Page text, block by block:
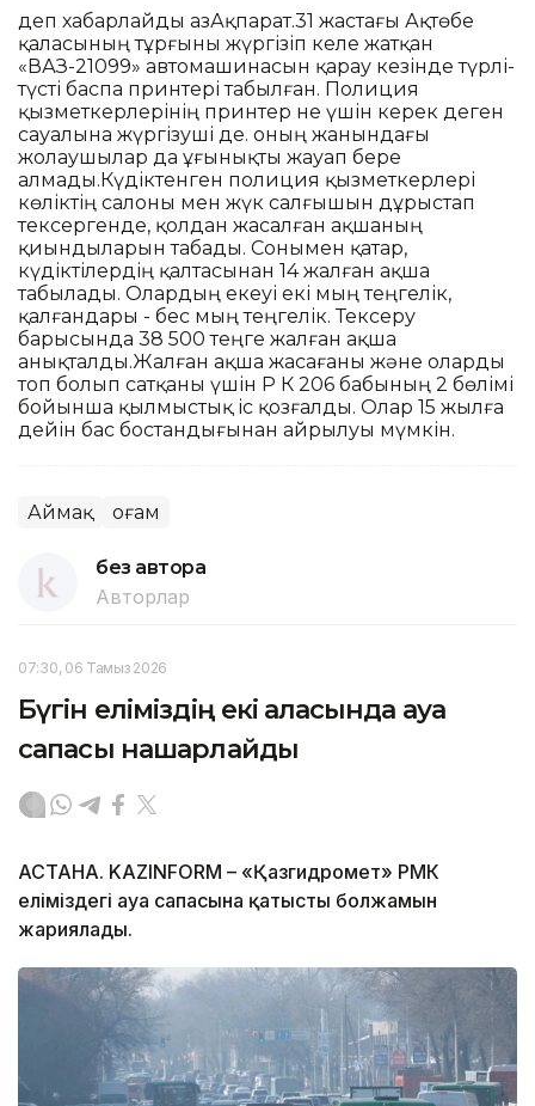
деп хабарлайды ҚазАқпарат.31 жастағы Ақтөбе
қаласының тұрғыны жүргізіп келе жатқан
«ВАЗ-21099» автомашинасын қарау кезінде түрлі-
түсті баспа принтері табылған. Полиция
қызметкерлерінің принтер не үшін керек деген
сауалына жүргізуші де. оның жанындағы
жолаушылар да ұғынықты жауап бере
алмады.Күдіктенген полиция қызметкерлері
көліктің салоны мен жүк салғышын дұрыстап
тексергенде, қолдан жасалған ақшаның
қиындыларын табады. Сонымен қатар,
күдіктілердің қалтасынан 14 жалған ақша
табылады. Олардың екеуі екі мың теңгелік,
қалғандары - бес мың теңгелік. Тексеру
барысында 38 500 теңге жалған ақша
анықталды.Жалған ақша жасағаны және оларды
топ болып сатқаны үшін ҚР ҚК 206 бабының 2 бөлімі
бойынша қылмыстық іс қозғалды. Олар 15 жылға
дейін бас бостандығынан айрылуы мүмкін.
Аймақ Қоғам
без автора
Авторлар
07:30, 06 Тамыз 2026
Бүгін еліміздің екі қаласында ауа
сапасы нашарлайды
АСТАНА. KAZINFORM – «Қазгидромет» РМК
еліміздегі ауа сапасына қатысты болжамын
жариялады.